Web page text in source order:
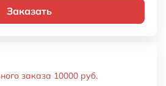
Заказать
заказа 10000 руб.